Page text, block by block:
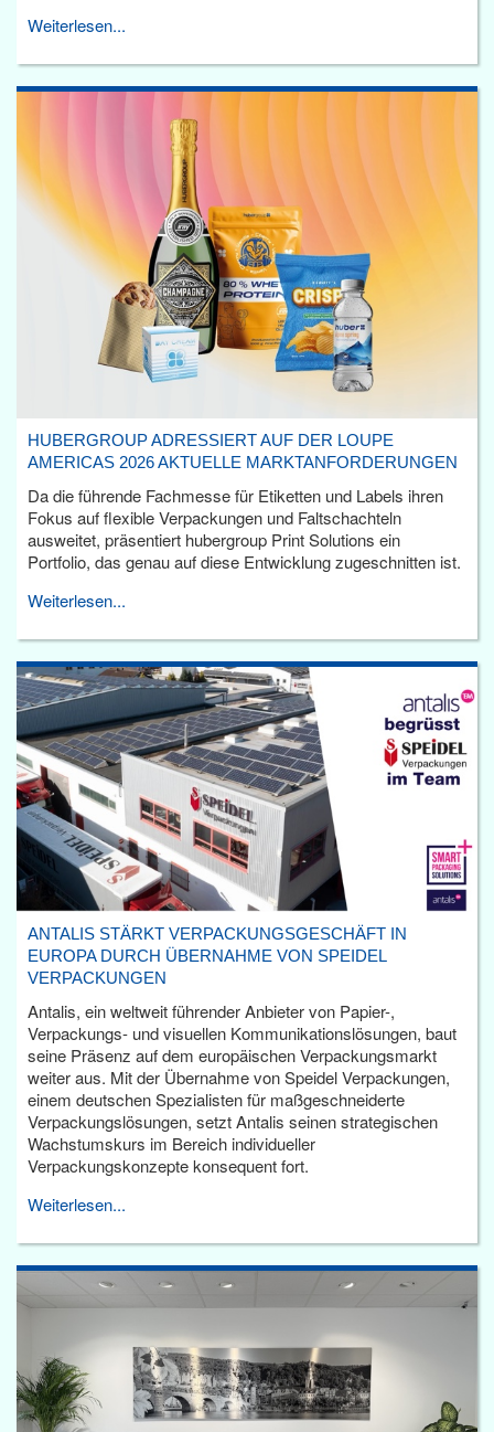
Weiterlesen...
HUBERGROUP ADRESSIERT AUF DER LOUPE
AMERICAS 2026 AKTUELLE MARKTANFORDERUNGEN
Da die führende Fachmesse für Etiketten und Labels ihren
Fokus auf flexible Verpackungen und Faltschachteln
ausweitet, präsentiert hubergroup Print Solutions ein
Portfolio, das genau auf diese Entwicklung zugeschnitten ist.
Weiterlesen...
ANTALIS STÄRKT VERPACKUNGSGESCHÄFT IN
EUROPA DURCH ÜBERNAHME VON SPEIDEL
VERPACKUNGEN
Antalis, ein weltweit führender Anbieter von Papier-,
Verpackungs- und visuellen Kommunikationslösungen, baut
seine Präsenz auf dem europäischen Verpackungsmarkt
weiter aus. Mit der Übernahme von Speidel Verpackungen,
einem deutschen Spezialisten für maßgeschneiderte
Verpackungslösungen, setzt Antalis seinen strategischen
Wachstumskurs im Bereich individueller
Verpackungskonzepte konsequent fort.
Weiterlesen...